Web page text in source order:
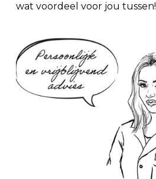
wat voordeel voor jou tussen!